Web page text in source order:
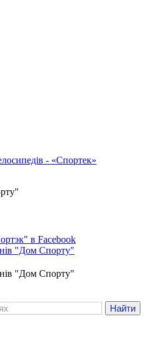
"Дом Спорту"
"Дом Спорту"